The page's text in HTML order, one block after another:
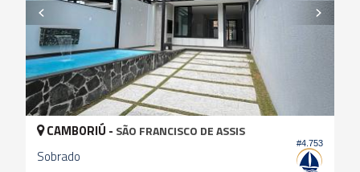
#4.753
CAMBORIÚ - SÃO FRANCISCO DE ASSIS
Sobrado